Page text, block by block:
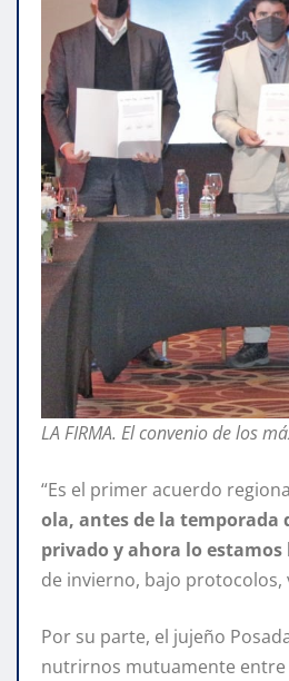
LA FIRMA. El convenio de los
“Es el primer acuerdo
ola, antes de la temporada
privado y ahora lo estamos
de invierno, bajo
Por su parte, el jujeño
nutrirnos mutuamente entre